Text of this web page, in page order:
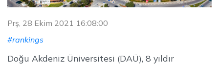
Prş, 28 Ekim 2021 16:08:00
#rankings
Doğu Akdeniz Üniversitesi (DAÜ), 8 yıldır